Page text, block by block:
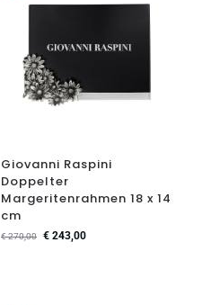
Giovanni Raspini
Doppelter
Margeritenrahmen 18 x 14
cm
€270,00 € 243,00